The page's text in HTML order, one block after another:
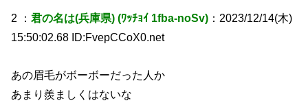
2 ：君の名は(兵庫県) (ﾜｯﾁｮｲ 1fba-noSv) ：2023/12/14(木)
15:50:02.68 ID:FvepCCoX0.net
あの眉毛がボーボーだった人か
あまり羨ましくはないな